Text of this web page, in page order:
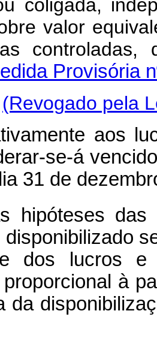
coligada,
valor
Provisória
(Revogado pela
aos
se-á
31 de
das
dos lucros
à
da